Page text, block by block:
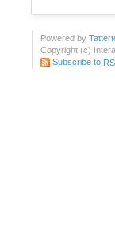
Powered by
Copyright (c)
Subscribe to